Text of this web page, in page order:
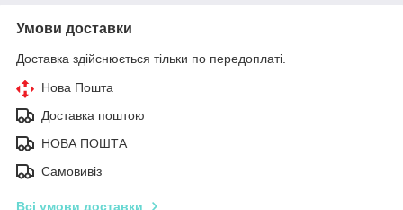
Умови доставки
Доставка здійснюється тільки по передоплаті.
Нова Пошта
Доставка поштою
НОВА ПОШТА
Самовивіз
Всі умови доставки